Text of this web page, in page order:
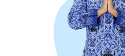
negara melalui seleksi
menghadapi